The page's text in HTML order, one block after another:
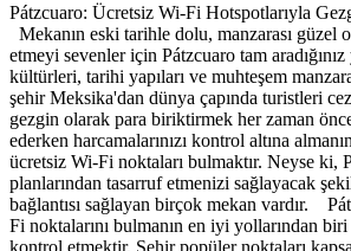
Pátzcuaro: Ücretsiz Wi-Fi Hotspotlarıyla
Mekanın eski tarihle dolu, manzarası güzel
etmeyi sevenler için Pátzcuaro tam
kültürleri, tarihi yapıları ve muhteşem
şehir Meksika'dan dünya çapında turistleri
gezgin olarak para biriktirmek her zaman
ederken harcamalarınızı kontrol altına
ücretsiz Wi-Fi noktaları bulmaktır. Neyse ki,
planlarından tasarruf etmenizi sağlayacak
bağlantısı sağlayan birçok mekan vardır.
Fi noktalarını bulmanın en iyi yollarından biri
kontrol etmektir. Şehir popüler noktaları